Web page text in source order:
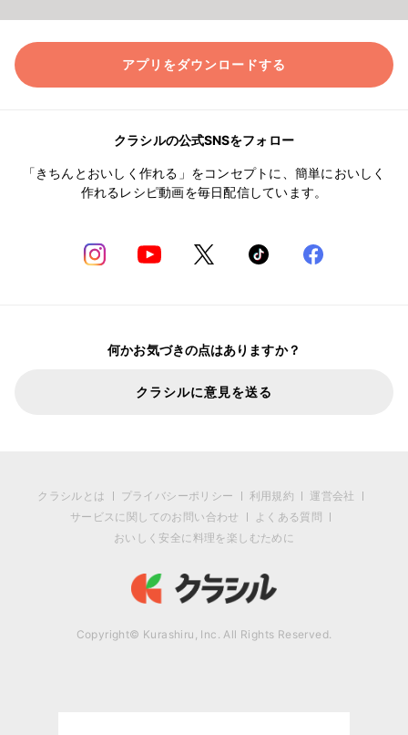
アプリをダウンロードする
クラシルの公式SNSをフォロー
「きちんとおいしく作れる」をコンセプトに、簡単においしく
作れるレシピ動画を毎日配信しています。
何かお気づきの点はありますか？
クラシルに意見を送る
クラシルとは プライバシーポリシー 利用規約
運営会社
サービスに関してのお問い合わせ
よくある質問
おいしく安全に料理を楽しむために
Copyright© Kurashiru, Inc. All Rights Reserved.